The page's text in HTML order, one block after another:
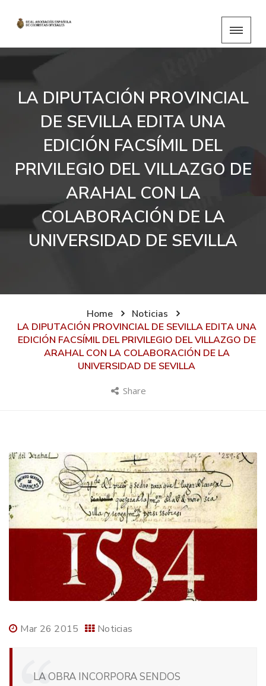
LA DIPUTACIÓN PROVINCIAL
DE SEVILLA EDITA UNA
EDICIÓN FACSÍMIL DEL
PRIVILEGIO DEL VILLAZGO DE
ARAHAL CON LA
COLABORACIÓN DE LA
UNIVERSIDAD DE SEVILLA
Home
Noticias
LA DIPUTACIÓN PROVINCIAL DE SEVILLA EDITA UNA
EDICIÓN FACSÍMIL DEL PRIVILEGIO DEL VILLAZGO DE
ARAHAL CON LA COLABORACIÓN DE LA
UNIVERSIDAD DE SEVILLA
Share
Mar 26 2015 Noticias
LA OBRA INCORPORA SENDOS